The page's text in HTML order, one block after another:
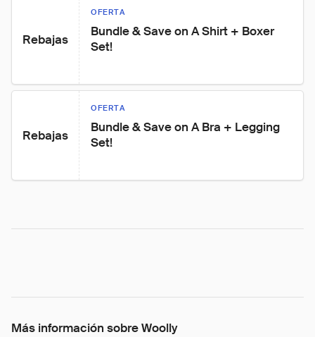
Rebajas
OFERTA
Bundle & Save on A Shirt + Boxer
Set!
Rebajas
OFERTA
Bundle & Save on A Bra + Legging
Set!
Más información sobre Woolly